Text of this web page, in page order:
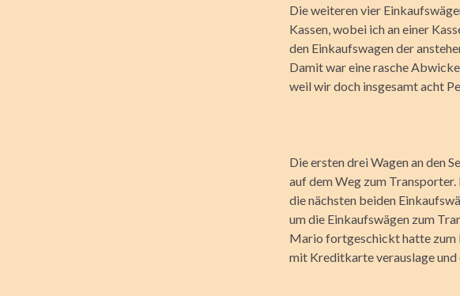
Die weiteren vier
Kassen, wobei ich an einer
den Einkaufswagen der
Damit war eine rasche
weil wir doch insgesamt acht
Die ersten drei Wagen an den
auf dem Weg zum
die nächsten beiden
um die Einkaufswägen zum
Mario fortgeschickt hatte zum
mit Kreditkarte verauslage und